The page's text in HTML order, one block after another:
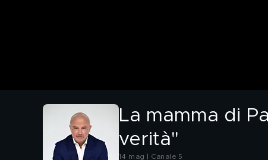
La mamma di
verità"
14 mag | Canale 5